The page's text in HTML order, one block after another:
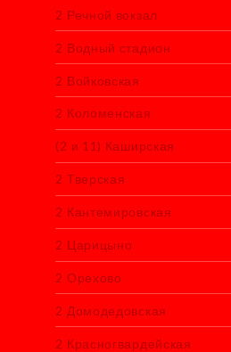
2 Речной вокзал
2 Водный стадион
2 Войковская
2 Коломенская
(2 и 11) Каширская
2 Тверская
2 Кантемировская
2 Царицыно
2 Орехово
2 Домодедовская
2 Красногвардейская